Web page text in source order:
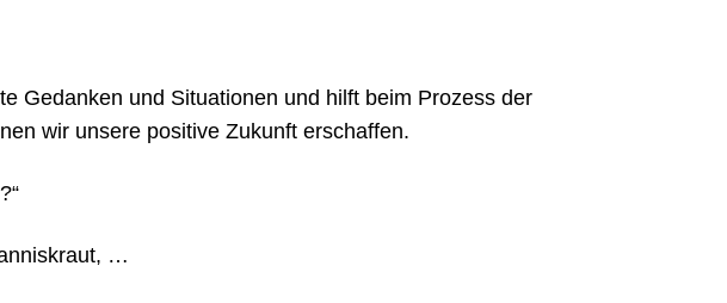
Gedanken und Situationen und hilft beim Prozess der
wir unsere positive Zukunft erschaffen.
…